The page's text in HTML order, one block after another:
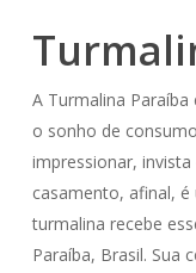
A Turmalina
o sonho de
impressionar,
casamento, afinal, é
turmalina recebe
Paraíba, Brasil. Sua